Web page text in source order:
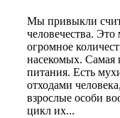
Мы привыкли
человечества.
огромное
насекомых. Самая
питания. Есть
отходами
взрослые особи
цикл их...